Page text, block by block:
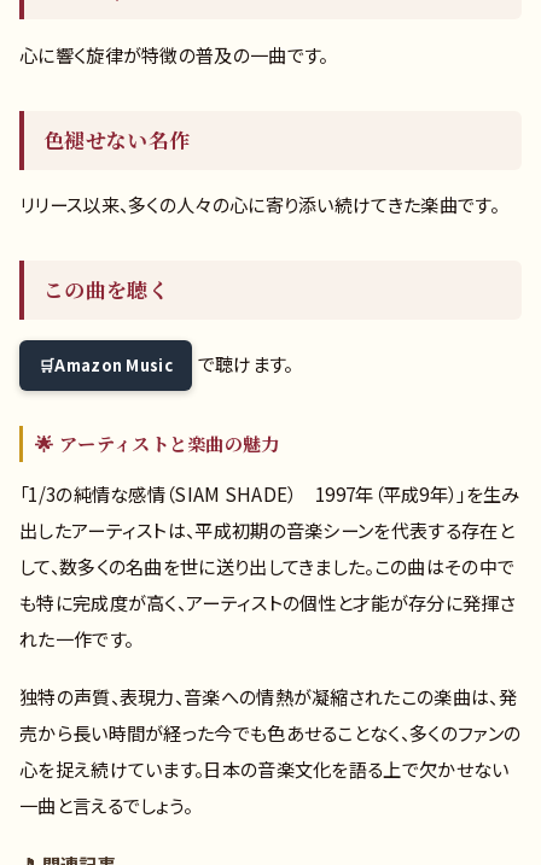
心に響く旋律が特徴の普及の一曲です。
色褪せない名作
リリース以来、多くの人々の心に寄り添い続けてきた楽曲です。
この曲を聴く
Amazon Music で聴けます。
🌟 アーティストと楽曲の魅力
「1/3の純情な感情（SIAM SHADE） 1997年（平成9年）」を生み
出したアーティストは、平成初期の音楽シーンを代表する存在と
して、数多くの名曲を世に送り出してきました。この曲はその中で
も特に完成度が高く、アーティストの個性と才能が存分に発揮さ
れた一作です。
独特の声質、表現力、音楽への情熱が凝縮されたこの楽曲は、発
売から長い時間が経った今でも色あせることなく、多くのファンの
心を捉え続けています。日本の音楽文化を語る上で欠かせない
一曲と言えるでしょう。